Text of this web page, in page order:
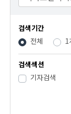
검색기간
전체
1
검색섹션
기자검색